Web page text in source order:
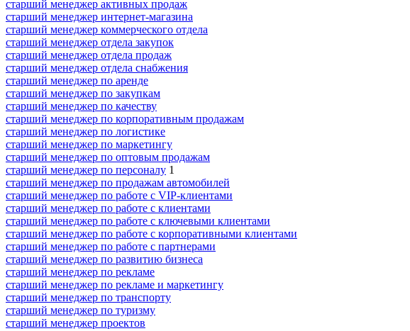
старший менеджер активных продаж
старший менеджер интернет-магазина
старший менеджер коммерческого отдела
старший менеджер отдела закупок
старший менеджер отдела продаж
старший менеджер отдела снабжения
старший менеджер по аренде
старший менеджер по закупкам
старший менеджер по качеству
старший менеджер по корпоративным продажам
старший менеджер по логистике
старший менеджер по маркетингу
старший менеджер по оптовым продажам
старший менеджер по персоналу 1
старший менеджер по продажам автомобилей
старший менеджер по работе с VIP-клиентами
старший менеджер по работе с клиентами
старший менеджер по работе с ключевыми клиентами
старший менеджер по работе с корпоративными клиентами
старший менеджер по работе с партнерами
старший менеджер по развитию бизнеса
старший менеджер по рекламе
старший менеджер по рекламе и маркетингу
старший менеджер по транспорту
старший менеджер по туризму
старший менеджер проектов